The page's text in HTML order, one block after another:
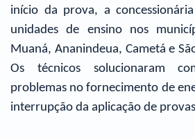
início da prova, a
unidades de ensino nos
Muaná, Ananindeua, Cametá e
Os técnicos solucionaram
problemas no fornecimento de
interrupção da aplicação de